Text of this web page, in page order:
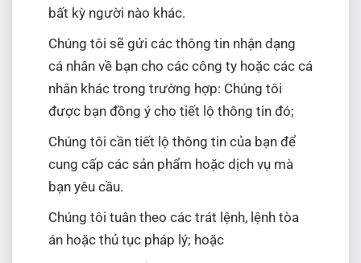
bất kỳ người nào khác.
Chúng tôi sẽ gửi các thông tin nhận dạng
cá nhân về bạn cho các công ty hoặc các cá
nhân khác trong trường hợp: Chúng tôi
được bạn đồng ý cho tiết lộ thông tin đó;
Chúng tôi cần tiết lộ thông tin của bạn để
cung cấp các sản phẩm hoặc dịch vụ mà
bạn yêu cầu.
Chúng tôi tuân theo các trát lệnh, lệnh tòa
án hoặc thủ tục pháp lý; hoặc